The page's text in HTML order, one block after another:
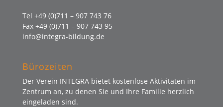
Tel +49 (0)711 – 907 743 76
Fax +49 (0)711 – 907 743 95
info@integra-bildung.de
Bürozeiten
Der Verein INTEGRA bietet kostenlose Aktivitäten im
Zentrum an, zu denen Sie und Ihre Familie herzlich
eingeladen sind.